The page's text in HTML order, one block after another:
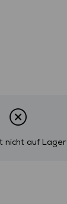
nicht auf Lager